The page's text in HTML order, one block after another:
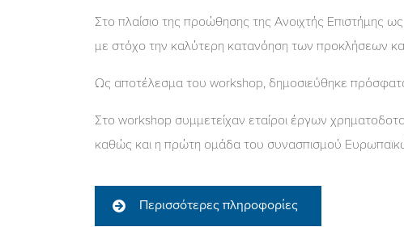
Στο πλαίσιο της προώθησης της Ανοιχτής Επιστήμης
με στόχο την καλύτερη κατανόηση των προκλήσεων
Ως αποτέλεσμα του workshop, δημοσιεύθηκε
Στο workshop συμμετείχαν εταίροι έργων
καθώς και η πρώτη ομάδα του συνασπισμού
Περισσότερες πληροφορίες